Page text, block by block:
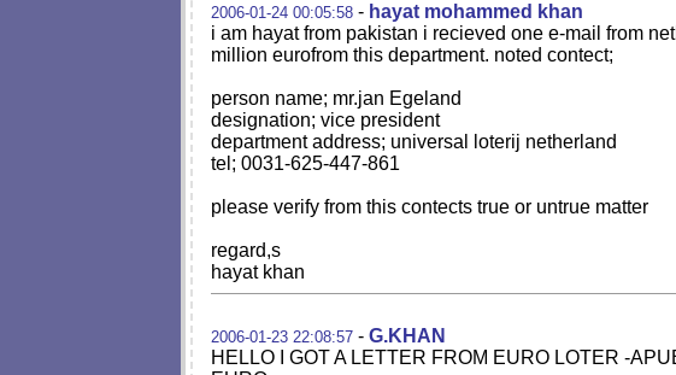
2006-01-24 00:05:58 - hayat mohammed khan
i am hayat from pakistan i recieved one e-mail from
million eurofrom this department. noted contect;
person name; mr.jan Egeland
designation; vice president
department address; universal loterij netherland
tel; 0031-625-447-861
please verify from this contects true or untrue matter
regard,s
hayat khan
2006-01-23 22:08:57 - G.KHAN
HELLO I GOT A LETTER FROM EURO LOTER -